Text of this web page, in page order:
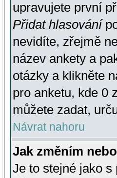
upravujete první
Přidat hlasování
nevidíte, zřejmě
název ankety a
otázky a klikněte
pro anketu, kde 0
můžete zadat,
Návrat nahoru
Jak změním
Je to stejné jako